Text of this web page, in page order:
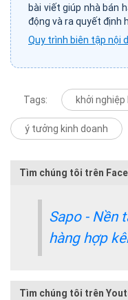
bài viết giúp nhà bán
động và ra quyết định
Quy trình biên tập nội
Tags: khởi nghiệp
ý tưởng kinh doanh
Tìm chúng tôi trên
Sapo - Nền
hàng hợp
Tìm chúng tôi trên